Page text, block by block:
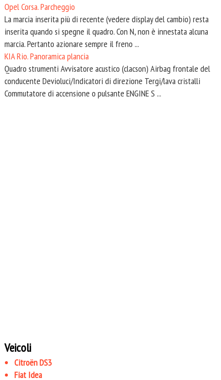
Opel Corsa. Parcheggio
La marcia inserita più di recente (vedere display del cambio) resta
inserita quando si spegne il quadro. Con N, non è innestata alcuna
marcia. Pertanto azionare sempre il freno ...
KIA Rio. Panoramica plancia
Quadro strumenti Avvisatore acustico (clacson) Airbag frontale del
conducente Devioluci/Indicatori di direzione Tergi/lava cristalli
Commutatore di accensione o pulsante ENGINE S ...
Veicoli
Citroën DS3
Fiat Idea